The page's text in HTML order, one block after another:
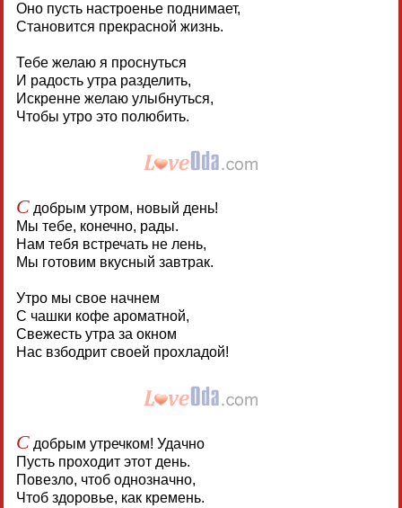
Оно пусть настроенье поднимает,
Становится прекрасной жизнь.
Тебе желаю я проснуться
И радость утра разделить,
Искренне желаю улыбнуться,
Чтобы утро это полюбить.
Сдобрым утром, новый день!
Мы тебе, конечно, рады.
Нам тебя встречать не лень,
Мы готовим вкусный завтрак.
Утро мы свое начнем
С чашки кофе ароматной,
Свежесть утра за окном
Нас взбодрит своей прохладой!
Сдобрым утречком! Удачно
Пусть проходит этот день.
Повезло, чтоб однозначно,
Чтоб здоровье, как кремень.